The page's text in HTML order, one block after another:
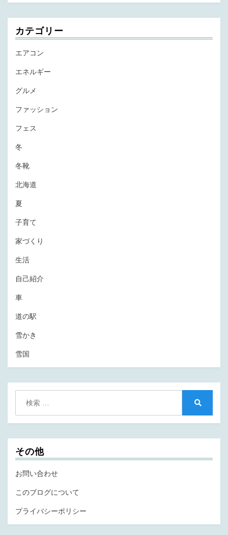
カテゴリー
エアコン
エネルギー
グルメ
ファッション
フェス
冬
冬靴
北海道
夏
子育て
家づくり
生活
自己紹介
車
道の駅
雪かき
雪国
その他
お問い合わせ
このブログについて
プライバシーポリシー